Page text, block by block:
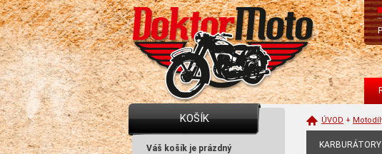
KOŠÍK
Váš košík je prázdný
ÚVOD +
KARBURÁTORY